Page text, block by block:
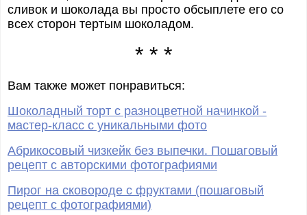
сливок и шоколада вы просто обсыплете его со
всех сторон тертым шоколадом.
* * *
Вам также может понравиться:
Шоколадный торт с разноцветной начинкой -
мастер-класс с уникальными фото
Абрикосовый чизкейк без выпечки. Пошаговый
рецепт с авторскими фотографиями
Пирог на сковороде с фруктами (пошаговый
рецепт с фотографиями)